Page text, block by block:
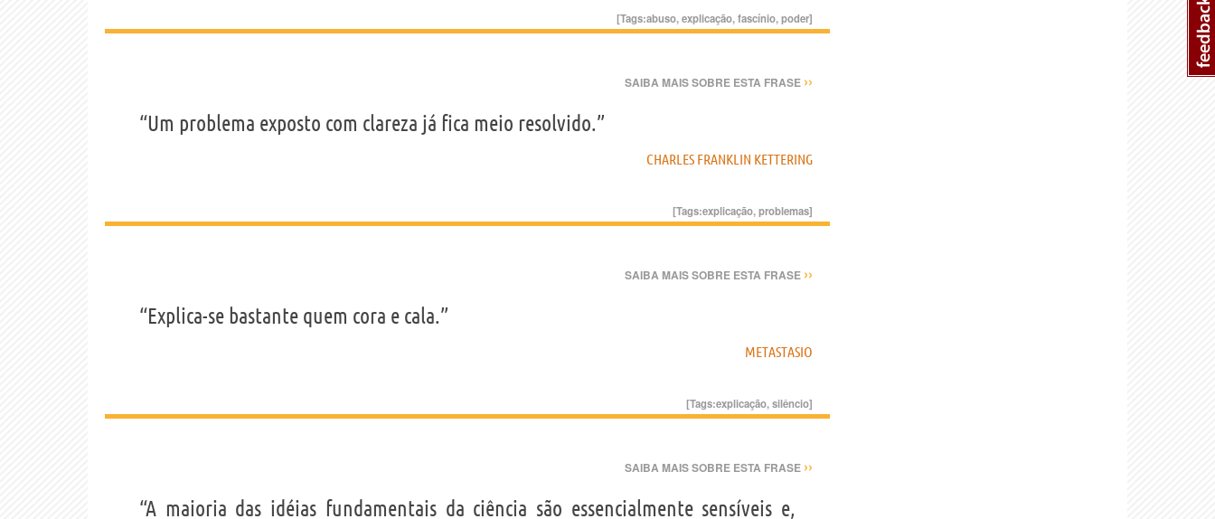
[Tags:abuso,explicação,fascínio,poder]
SAIBA MAIS SOBRE ESTA FRASE ››
“Um problema exposto com clareza já fica meio resolvido.”
CHARLES FRANKLIN KETTERING
[Tags:explicação,problemas]
SAIBA MAIS SOBRE ESTA FRASE ››
“Explica-se bastante quem cora e cala.”
METASTASIO
[Tags:explicação,silêncio]
SAIBA MAIS SOBRE ESTA FRASE ››
“A maioria das idéias fundamentais da ciência são essencialmente sensíveis e,